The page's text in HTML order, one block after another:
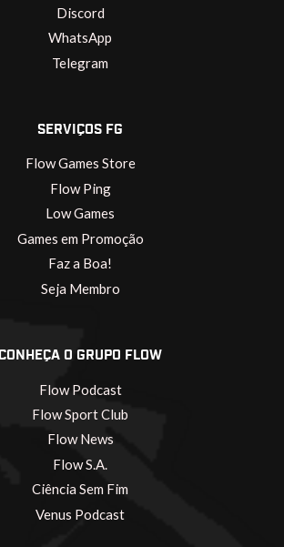
Discord
WhatsApp
Telegram
SERVIÇOS FG
Flow Games Store
Flow Ping
Low Games
Games em Promoção
Faz a Boa!
Seja Membro
CONHEÇA O GRUPO FLOW
Flow Podcast
Flow Sport Club
Flow News
Flow S.A.
Ciência Sem Fim
Venus Podcast